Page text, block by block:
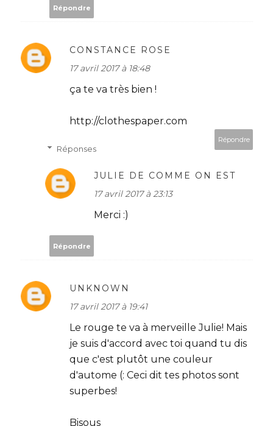
Répondre
CONSTANCE ROSE
17 avril 2017 à 18:48
ça te va très bien !
http://clothespaper.com
Répondre
Réponses
JULIE DE COMME ON EST
17 avril 2017 à 23:13
Merci :)
Répondre
UNKNOWN
17 avril 2017 à 19:41
Le rouge te va à merveille Julie! Mais
je suis d'accord avec toi quand tu dis
que c'est plutôt une couleur
d'autome (: Ceci dit tes photos sont
superbes!
Bisous